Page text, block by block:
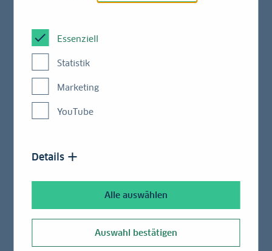
Unser globales Netzwerk
Das Auslandsnetzwerk der LBBW: 16 Standorte in 15
Ländern
Essenziell
Statistik
Marketing
YouTube
Details
Alle auswählen
Auswahl bestätigen